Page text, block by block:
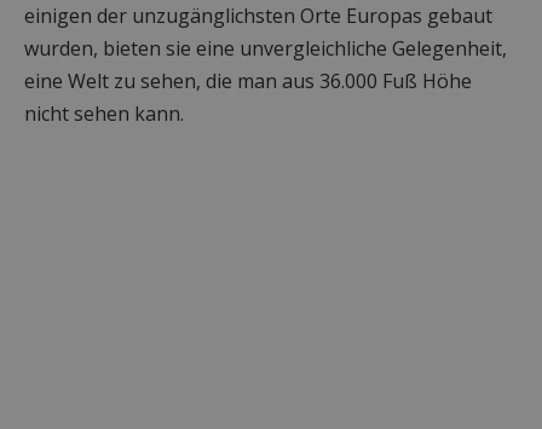
einigen der unzugänglichsten Orte Europas gebaut
wurden, bieten sie eine unvergleichliche Gelegenheit,
eine Welt zu sehen, die man aus 36.000 Fuß Höhe
nicht sehen kann.